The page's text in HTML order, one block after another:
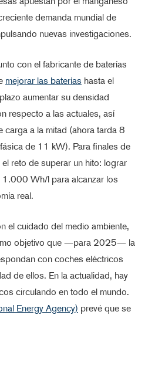
demanda mundial de
nuevas investigaciones.
con el fabricante de baterías
mejorar las baterías hasta el
aumentar su densidad
respecto a las actuales, así
a la mitad (ahora tarda 8
de 11 kW). Para finales de
reto de superar un hito: lograr
1.000 Wh/l para alcanzar los
real.
el cuidado del medio ambiente,
objetivo que —para 2025— la
con coches eléctricos
de ellos. En la actualidad, hay
circulando en todo el mundo.
Energy Agency) prevé que se